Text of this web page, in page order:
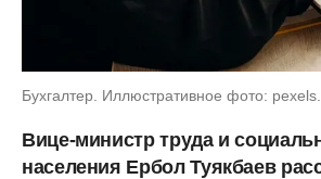
Бухгалтер. Иллюстративное фото:
Вице-министр труда и
населения Ербол Туякбаев